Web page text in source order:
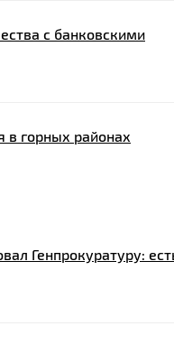
с банковскими
в горных районах
Генпрокуратуру: